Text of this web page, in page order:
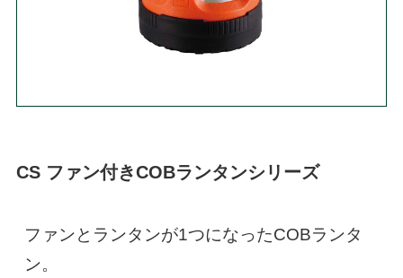
CS ファン付きCOBランタンシリーズ
ファンとランタンが1つになったCOBランタ
ン。